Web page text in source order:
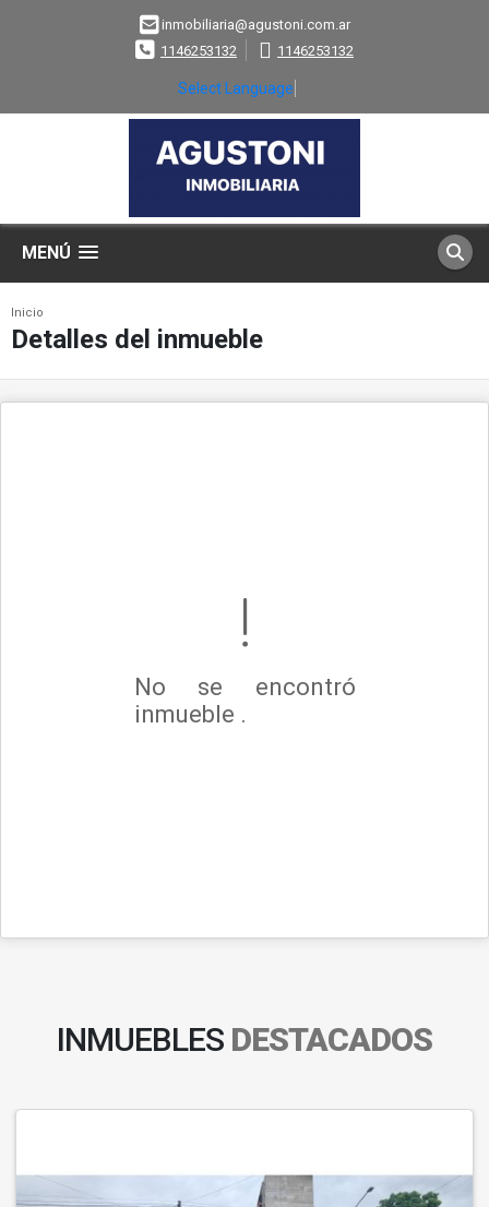
inmobiliaria@agustoni.com.ar
1146253132
1146253132
Select Language
MENÚ
Inicio
Detalles del inmueble
No se encontró
inmueble .
INMUEBLES DESTACADOS